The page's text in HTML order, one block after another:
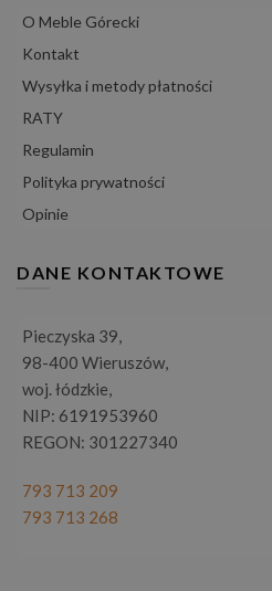
O Meble Górecki
Kontakt
Wysyłka i metody płatności
RATY
Regulamin
Polityka prywatności
Opinie
DANE KONTAKTOWE
Pieczyska 39,
98-400 Wieruszów,
woj. łódzkie,
NIP: 6191953960
REGON: 301227340
793 713 209
793 713 268